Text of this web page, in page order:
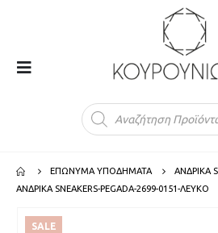
ΕΠΩΝΥΜΑ ΥΠΟΔΗΜΑΤΑ ΑΝΔΡΙΚΑ
ΑΝΔΡΙΚΑ SNEAKERS-PEGADA-2699-0151-ΛΕΥΚΟ
SALE